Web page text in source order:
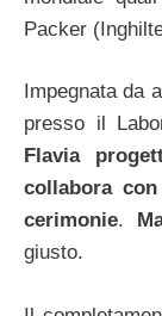
Packer
Impegnata da
presso il
Flavia
collabora
cerimonie.
giusto.